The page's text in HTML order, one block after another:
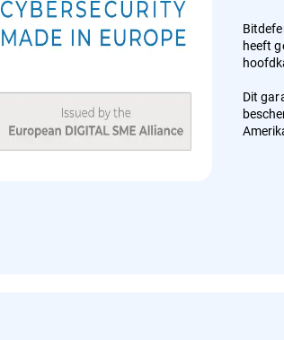
heeft
Dit